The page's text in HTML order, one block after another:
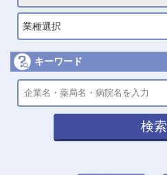
業種選択
キーワード
検索